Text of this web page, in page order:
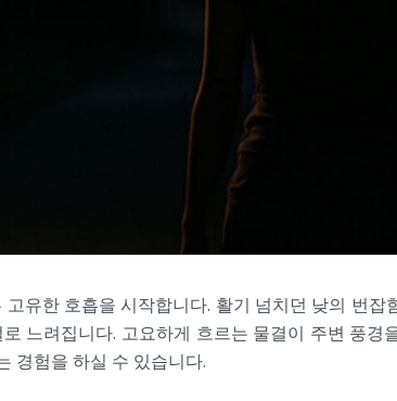
유한 호흡을 시작합니다. 활기 넘치던 낮의 번잡
느려집니다. 고요하게 흐르는 물결이 주변 풍경
경험을 하실 수 있습니다.